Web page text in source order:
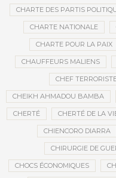
CHARTE DES PARTIS
CHARTE NATIONALE
CHARTE POUR LA PAIX
CHAUFFEURS MALIENS
CHEF
CHEIKH AHMADOU BAMBA
CHERTÉ CHERTÉ DE LA
CHIENCORO DIARRA
CHIRURGIE DE
CHOCS ÉCONOMIQUES